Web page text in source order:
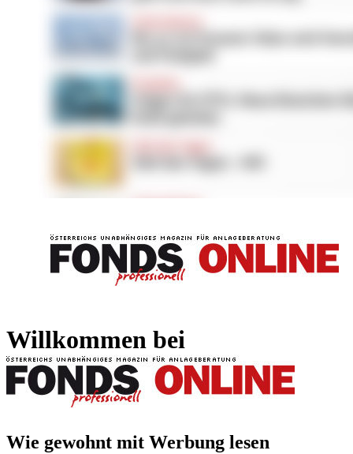
Willkommen bei
Wie gewohnt mit Werbung lesen